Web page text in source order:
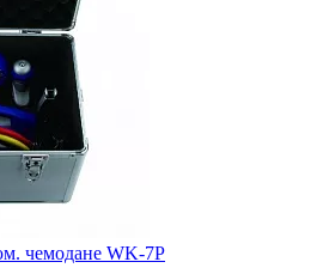
чемодане WK-7P